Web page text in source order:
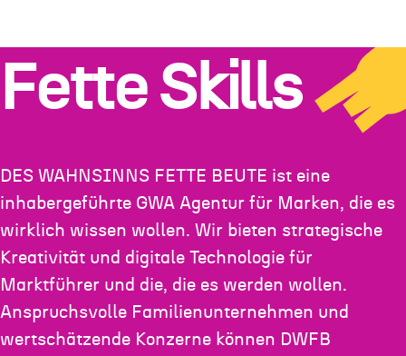
Fette Skills
DES WAHNSINNS FETTE BEUTE ist eine
inhabergeführte GWA Agentur für Marken, die es
wirklich wissen wollen. Wir bieten strategische
Kreativität und digitale Technologie für
Marktführer und die, die es werden wollen.
Anspruchsvolle Familienunternehmen und
wertschätzende Konzerne können DWFB